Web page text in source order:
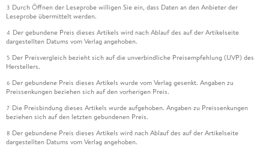
3 Durch Öffnen der Leseprobe willigen Sie ein, dass Daten an den Anbieter der
Leseprobe übermittelt werden.
4 Der gebundene Preis dieses Artikels wird nach Ablauf des auf der Artikelseite
dargestellten Datums vom Verlag angehoben.
5 Der Preisvergleich bezieht sich auf die unverbindliche Preisempfehlung (UVP) des
Herstellers.
6 Der gebundene Preis dieses Artikels wurde vom Verlag gesenkt. Angaben zu
Preissenkungen beziehen sich auf den vorherigen Preis.
7 Die Preisbindung dieses Artikels wurde aufgehoben. Angaben zu Preissenkungen
beziehen sich auf den letzten gebundenen Preis.
8 Der gebundene Preis dieses Artikels wird nach Ablauf des auf der Artikelseite
dargestellten Datums vom Verlag angehoben.